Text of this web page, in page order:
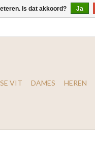
SE VIT DAMES HEREN
Is dat akkoord? Ja